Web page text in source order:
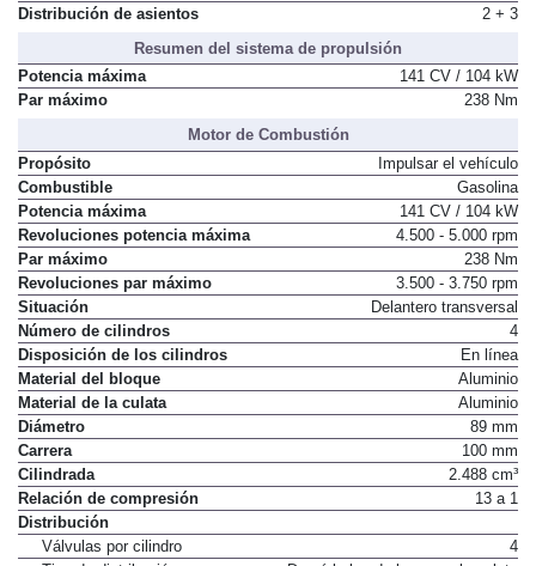
Distribución de asientos
2 + 3
Resumen del sistema de propulsión
Potencia máxima
141 CV / 104 kW
Par máximo
238 Nm
Motor de Combustión
Propósito
Impulsar el vehículo
Combustible
Gasolina
Potencia máxima
141 CV / 104 kW
Revoluciones potencia máxima
4.500 - 5.000 rpm
Par máximo
238 Nm
Revoluciones par máximo
3.500 - 3.750 rpm
Situación
Delantero transversal
Número de cilindros
4
Disposición de los cilindros
En línea
Material del bloque
Aluminio
Material de la culata
Aluminio
Diámetro
89 mm
Carrera
100 mm
Cilindrada
2.488 cm³
Relación de compresión
13 a 1
Distribución
Válvulas por cilindro
4